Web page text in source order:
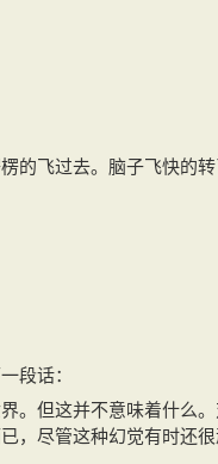
的飞过去。脑子飞快的
段话：
。但这并不意味着什么
，尽管这种幻觉有时还很